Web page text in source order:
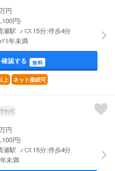
円
円)
瀬駅 バス15分:停歩4分
1年未満
認する 無料
上 ネット接続可
約可
円
円)
瀬駅 バス15分:停歩4分
未満